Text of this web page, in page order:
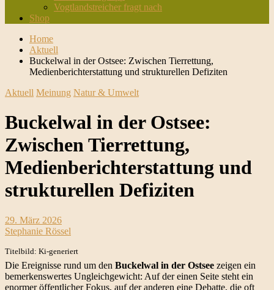
Vogtlandstreicher fragt nach
Shop
Home
Aktuell
Buckelwal in der Ostsee: Zwischen Tierrettung,
Medienberichterstattung und strukturellen Defiziten
Aktuell Meinung Natur & Umwelt
Buckelwal in der Ostsee:
Zwischen Tierrettung,
Medienberichterstattung und
strukturellen Defiziten
29. März 2026
Stephanie Rössel
Titelbild: Ki-generiert
Die Ereignisse rund um den Buckelwal in der Ostsee zeigen ein
bemerkenswertes Ungleichgewicht: Auf der einen Seite steht ein
enormer öffentlicher Fokus, auf der anderen eine Debatte, die oft